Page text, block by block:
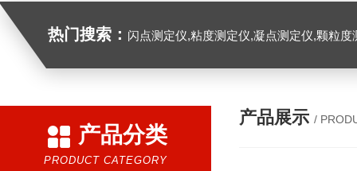
热门搜索： 闪点测定仪,粘度测定仪,凝点测定仪,颗粒
产品分类
PRODUCT CATEGORY
产品展示 /